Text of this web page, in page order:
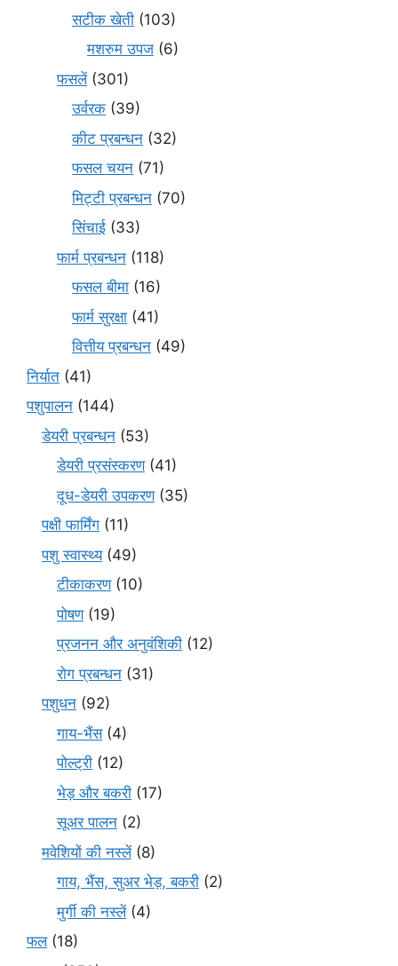
सटीक खेती (103)
मशरुम उपज (6)
फसलें(301)
उर्वरक (39)
कीट प्रबन्धन (32)
फसल चयन (71)
मि‌ट्टी प्रबन्धन (70)
सिंचाई (33)
फार्म प्रबन्धन (118)
फसल बीमा (16)
फार्म सुरक्षा (41)
वित्तीय प्रबन्धन (49)
निर्यात (41)
पशुपालन (144)
डेयरी प्रबन्धन (53)
डेयरी प्रसंस्करण(41)
दूध-डेयरी उपकरण(35)
पक्षी फार्मिंग (11)
पशु स्वास्थ्य(49)
टीकाकरण(10)
पोषण(19)
प्रजनन और अनुवंशिकी (12)
रोग प्रबन्धन (31)
पशुधन (92)
गाय-भैंस(4)
पोल्ट्री (12)
भेड़ और बकरी (17)
सूअर पालन (2)
मवेशियों की नस्लें(8)
गाय, भैंस, सुअर भेड़, बकरी (2)
मुर्गी की नस्लें(4)
फल(18)